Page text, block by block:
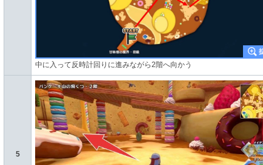
中に入って反時計回りに進みながら2階へ向かう
5